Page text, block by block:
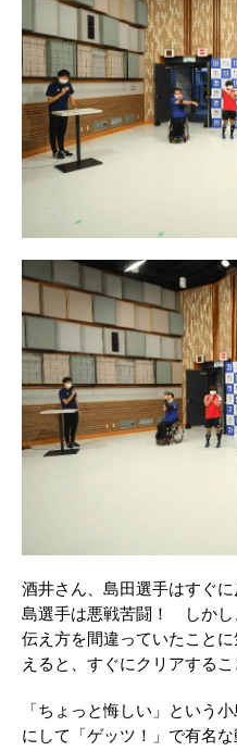
酒井さん、島田選手はすぐ
島選手は悪戦苦闘！ しかし
伝え方を間違っていたこと
えると、すぐにクリアするこ
「ちょっと悔しい」という
にして「ゲッツ！」で有名な